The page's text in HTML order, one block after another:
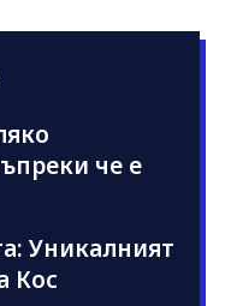
че е
Уникалният
Кос